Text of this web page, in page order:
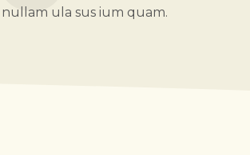
nullam ula sus ium quam.